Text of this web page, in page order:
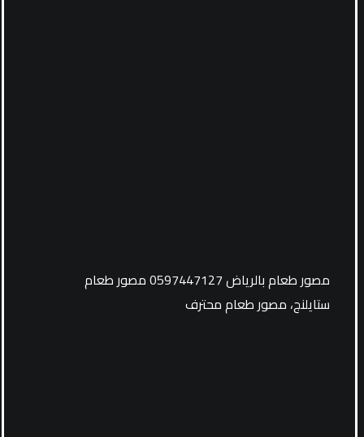
مصور طعام بالرياض 0597447127 مصور طعام
ستايلنج، مصور طعام محترف